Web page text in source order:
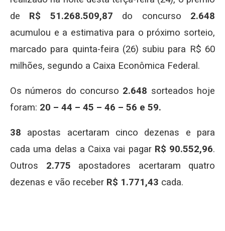
de R$ 51.268.509,87 do concurso 2.648
acumulou e a estimativa para o próximo sorteio,
marcado para quinta-feira (26) subiu para R$ 60
milhões, segundo a Caixa Econômica Federal.
Os números do concurso 2.648 sorteados hoje
foram: 20 – 44 – 45 – 46 – 56 e 59.
38 apostas acertaram cinco dezenas e para
cada uma delas a Caixa vai pagar R$ 90.552,96.
Outros 2.775 apostadores acertaram quatro
dezenas e vão receber R$ 1.771,43 cada.